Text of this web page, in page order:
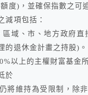
度)，並確保指數之可
減項包括：
域、市、地方政府直
的退休金計畫之持股)。
以上的主權財富基金
於
將維持為受限制，除